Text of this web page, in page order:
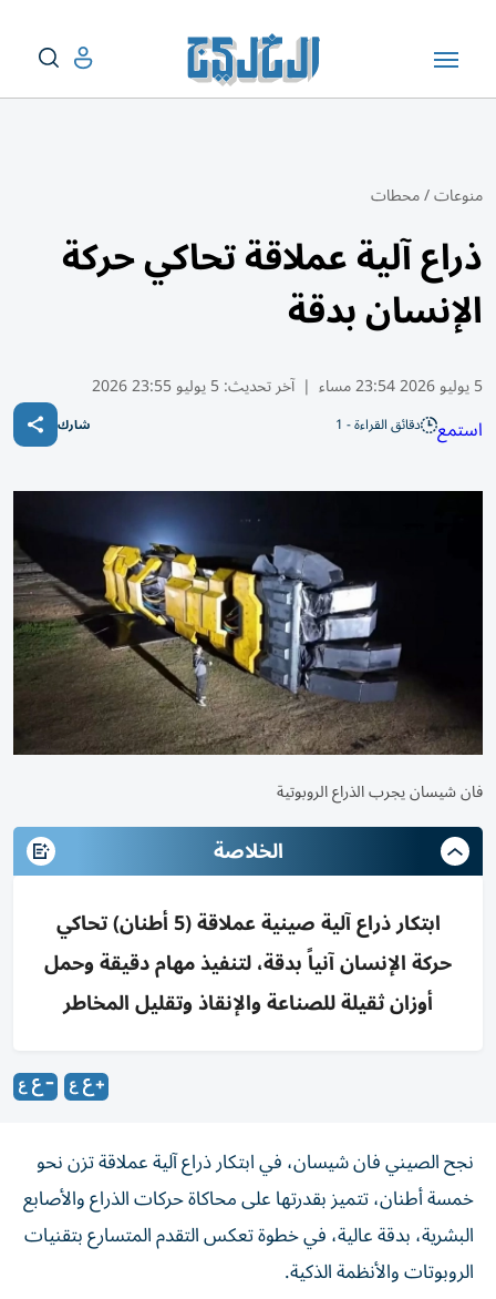
منوعات/محطات
ذراع آلية عملاقة تحاكي حركة
الإنسان بدقة
5 يوليو 2026 23:54 مساء | آخر تحديث:5 يوليو 23:55 2026
استمع دقائق القراءة - 1 شارك
فان شيسان يجرب الذراع الروبوتية
الخلاصة
ابتكار ذراع آلية صينية عملاقة (5 أطنان) تحاكي
حركة الإنسان آنياً بدقة، لتنفيذ مهام دقيقة وحمل
أوزان ثقيلة للصناعة والإنقاذ وتقليل المخاطر
نجح الصيني فان شيسان، في ابتكار ذراع آلية عملاقة تزن نحو
خمسة أطنان، تتميز بقدرتها على محاكاة حركات الذراع والأصابع
البشرية، بدقة عالية، في خطوة تعكس التقدم المتسارع بتقنيات
الروبوتات والأنظمة الذكية.